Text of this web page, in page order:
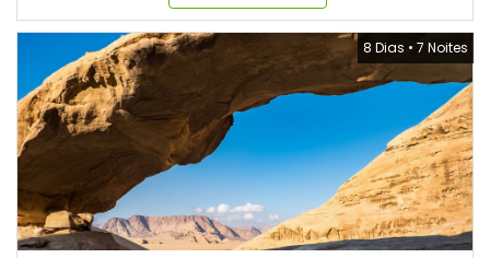
8 Dias • 7 Noites